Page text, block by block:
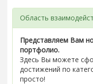
Область
Представляем Вам
портфолио.
Здесь Вы можете
достижений по
просто!